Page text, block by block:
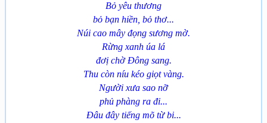
Bỏ yêu thương
bỏ bạn hiền, bỏ thơ...
Núi cao mây đọng sương mờ.
Rừng xanh úa lá
đơị chờ Đông sang.
Thu còn níu kéo giọt vàng.
Người xưa sao nỡ
phủ phàng ra đi...
Đâu đây tiếng mõ từ bi...